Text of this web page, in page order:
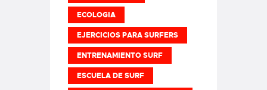
ECOLOGIA
EJERCICIOS PARA SURFERS
ENTRENAMIENTO SURF
ESCUELA DE SURF